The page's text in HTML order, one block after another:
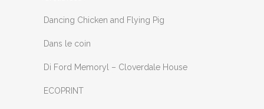
Dancing Chicken and Flying Pig
Dans le coin
Di Ford Memoryl – Cloverdale House
ECOPRINT